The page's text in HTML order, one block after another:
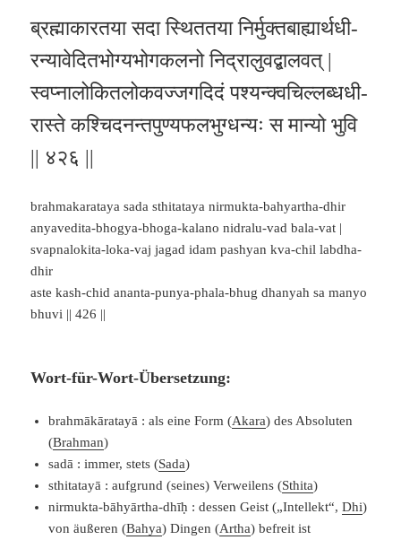
ब्रह्माकारतया सदा स्थिततया निर्मुक्तबाह्यार्थधी-
रन्यावेदितभोग्यभोगकलनो निद्रालुवद्बालवत् |
स्वप्नालोकितलोकवज्जगदिदं पश्यन्क्वचिल्लब्धधी-
रास्ते कश्चिदनन्तपुण्यफलभुग्धन्यः स मान्यो भुवि
|| ४२६ ||
brahmakarataya sada sthitataya nirmukta-bahyartha-dhir
anyavedita-bhogya-bhoga-kalano nidralu-vad bala-vat |
svapnalokita-loka-vaj jagad idam pashyan kva-chil labdha-
dhir
aste kash-chid ananta-punya-phala-bhug dhanyah sa manyo
bhuvi || 426 ||
Wort-für-Wort-Übersetzung:
brahmākāratayā : als eine Form (Akara) des Absoluten
(Brahman)
sadā : immer, stets (Sada)
sthitatayā : aufgrund (seines) Verweilens (Sthita)
nirmukta-bāhyārtha-dhīḥ : dessen Geist („Intellekt“,Dhi)
von äußeren (Bahya) Dingen (Artha) befreit ist